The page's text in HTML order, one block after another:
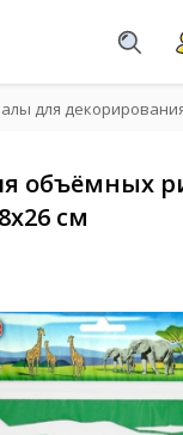
для
объёмных
см